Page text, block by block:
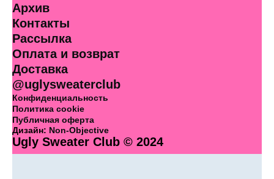
Архив
Контакты
Рассылка
Оплата и возврат
Доставка
@uglysweaterclub
Конфиденциальность
Политика cookie
Публичная оферта
Ugly Sweater Club © 2024
Дизайн: Non-Objective